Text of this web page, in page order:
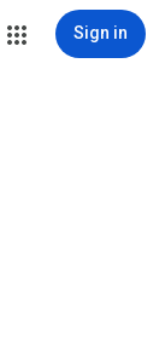
Sign in